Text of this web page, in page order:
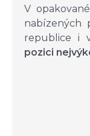
V
nabízených
republice i
pozici